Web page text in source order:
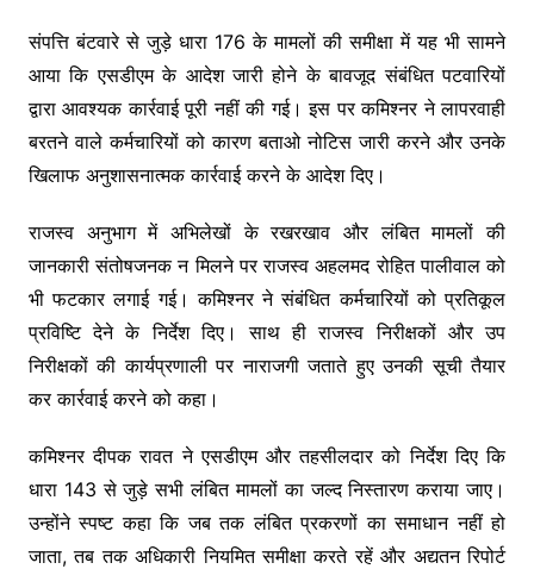
संपत्ति बंटवारे से जुड़े धारा 176 के मामलों की समीक्षा में यह भी सामने
आया कि एसडीएम के आदेश जारी होने के बावजूद संबंधित पटवारियों
द्वारा आवश्यक कार्रवाई पूरी नहीं की गई। इस पर कमिश्नर ने लापरवाही
बरतने वाले कर्मचारियों को कारण बताओ नोटिस जारी करने और उनके
खिलाफ अनुशासनात्मक कार्रवाई करने के आदेश दिए।
राजस्व अनुभाग में अभिलेखों के रखरखाव और लंबित मामलों की
जानकारी संतोषजनक न मिलने पर राजस्व अहलमद रोहित पालीवाल को
भी फटकार लगाई गई। कमिश्नर ने संबंधित कर्मचारियों को प्रतिकूल
प्रविष्टि देने के निर्देश दिए। साथ ही राजस्व निरीक्षकों और उप
निरीक्षकों की कार्यप्रणाली पर नाराजगी जताते हुए उनकी सूची तैयार
कर कार्रवाई करने को कहा।
कमिश्नर दीपक रावत ने एसडीएम और तहसीलदार को निर्देश दिए कि
धारा 143 से जुड़े सभी लंबित मामलों का जल्द निस्तारण कराया जाए।
उन्होंने स्पष्ट कहा कि जब तक लंबित प्रकरणों का समाधान नहीं हो
जाता, तब तक अधिकारी नियमित समीक्षा करते रहें और अद्यतन रिपोर्ट